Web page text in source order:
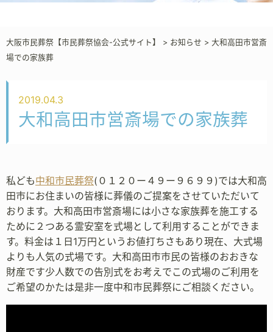
大阪市民葬祭【市民葬祭協会-公式サイト】 > お知らせ > 大和高田市営斎
場での家族葬
2019.04.3
大和高田市営斎場での家族葬
私ども中和市民葬祭(０１２０ー４９ー９６９９)では大和高
田市にお住まいの皆様に葬儀のご提案をさせていただいて
おります。大和高田市営斎場には小さな家族葬を施工する
ために２つある霊安室を式場として利用することができま
す。料金は１日1万円というお値打ちさもあり現在、大式場
よりも人気の式場です。大和高田市市民の皆様のおおきな
財産です少人数での告別式をお考えでこの式場のご利用を
ご希望のかたは是非一度中和市民葬祭にご相談ください。